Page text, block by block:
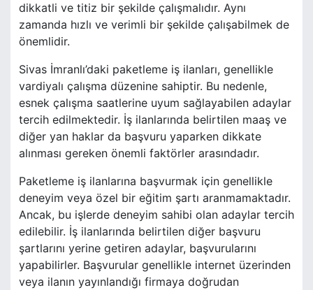
dikkatli ve titiz bir şekilde çalışmalıdır. Aynı
zamanda hızlı ve verimli bir şekilde çalışabilmek de
önemlidir.
Sivas İmranlı’daki paketleme iş ilanları, genellikle
vardiyalı çalışma düzenine sahiptir. Bu nedenle,
esnek çalışma saatlerine uyum sağlayabilen adaylar
tercih edilmektedir. İş ilanlarında belirtilen maaş ve
diğer yan haklar da başvuru yaparken dikkate
alınması gereken önemli faktörler arasındadır.
Paketleme iş ilanlarına başvurmak için genellikle
deneyim veya özel bir eğitim şartı aranmamaktadır.
Ancak, bu işlerde deneyim sahibi olan adaylar tercih
edilebilir. İş ilanlarında belirtilen diğer başvuru
şartlarını yerine getiren adaylar, başvurularını
yapabilirler. Başvurular genellikle internet üzerinden
veya ilanın yayınlandığı firmaya doğrudan